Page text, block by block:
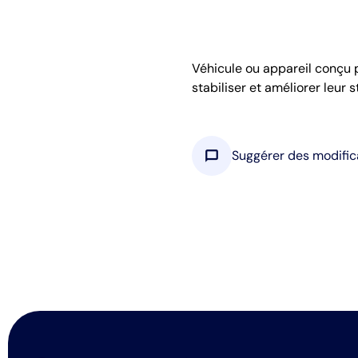
Véhicule ou appareil conçu
stabiliser et améliorer leur
chat_bubble Suggérer des